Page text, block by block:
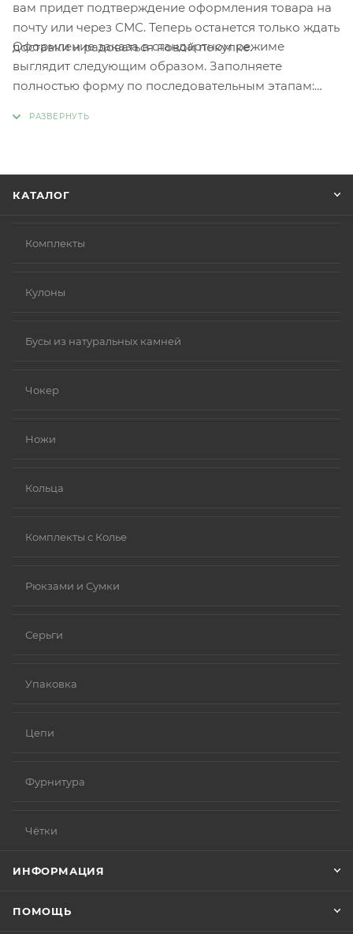
вам придет подтверждение оформления товара на
почту или через СМС. Теперь останется только ждать
доставки и радоваться новой покупке.
Оформление заказа в стандартном режиме
выглядит следующим образом. Заполняете
полностью форму по последовательным этапам:
КАТАЛОГ
Комплекты
Кулоны
Бусы из натуральных камней
Чокер
Ножи
Кольца
Комплекты с Колье
Рюкзами и Сумки
Серьги
Упаковка
Цепи
Фурнитура
Чётки
ИНФОРМАЦИЯ
ПОМОЩЬ